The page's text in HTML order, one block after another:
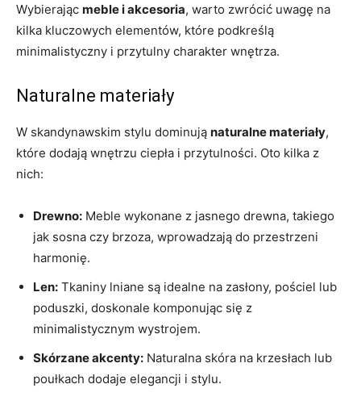
Wybierając meble i akcesoria, warto zwrócić uwagę na
kilka kluczowych elementów, które podkreślą
minimalistyczny i przytulny charakter wnętrza.
Naturalne materiały
W skandynawskim stylu dominują naturalne materiały,
które dodają wnętrzu ciepła i przytulności. Oto kilka z
nich:
Drewno: Meble wykonane z jasnego drewna, takiego
jak sosna czy brzoza, wprowadzają do przestrzeni
harmonię.
Len: Tkaniny lniane są idealne na zasłony, pościel lub
poduszki, doskonale komponując się z
minimalistycznym wystrojem.
Skórzane akcenty: Naturalna skóra na krzesłach lub
poułkach dodaje elegancji i stylu.